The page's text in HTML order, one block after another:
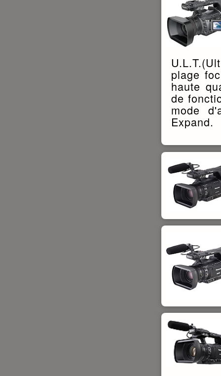
plage
haute
de
mode
Expand.